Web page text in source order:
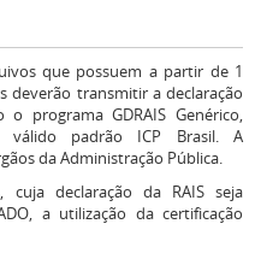
que possuem a partir de 1
deverão transmitir a declaração
o programa GDRAIS Genérico,
válido padrão ICP Brasil. A
da Administração Pública.
cuja declaração da RAIS seja
a utilização da certificação